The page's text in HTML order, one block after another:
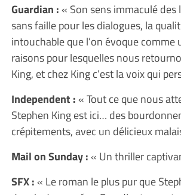
Guardian :« Son sens immaculé des
sans faille pour les dialogues, la
intouchable que l’on évoque comme
raisons pour lesquelles nous
King, et chez King c’est la voix qui
Independent :« Tout ce que nous
Stephen King est ici… des
crépitements, avec un délicieux
Mail on Sunday :« Un thriller
SFX :« Le roman le plus pur que